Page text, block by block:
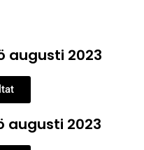
augusti 2023
augusti 2023